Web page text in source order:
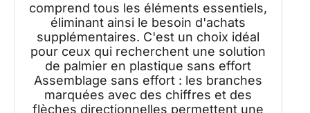
comprend tous les éléments essentiels,
éliminant ainsi le besoin d'achats
supplémentaires. C'est un choix idéal
pour ceux qui recherchent une solution
de palmier en plastique sans effort
Assemblage sans effort : les branches
marquées avec des chiffres et des
flèches directionnelles permettent une